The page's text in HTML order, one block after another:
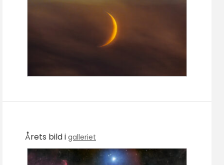
Årets bild i galleriet